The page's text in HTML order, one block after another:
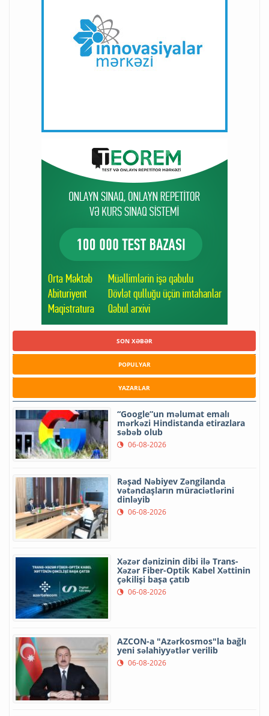
SON XƏBƏR
POPULYAR
YAZARLAR
“Google”un məlumat emalı
mərkəzi Hindistanda etirazlara
səbəb olub
06-08-2026
Rəşad Nəbiyev Zəngilanda
vətəndaşların müraciətlərini
dinləyib
06-08-2026
Xəzər dənizinin dibi ilə Trans-
Xəzər Fiber-Optik Kabel Xəttinin
çəkilişi başa çatıb
06-08-2026
AZCON-a "Azərkosmos"la bağlı
yeni səlahiyyətlər verilib
06-08-2026